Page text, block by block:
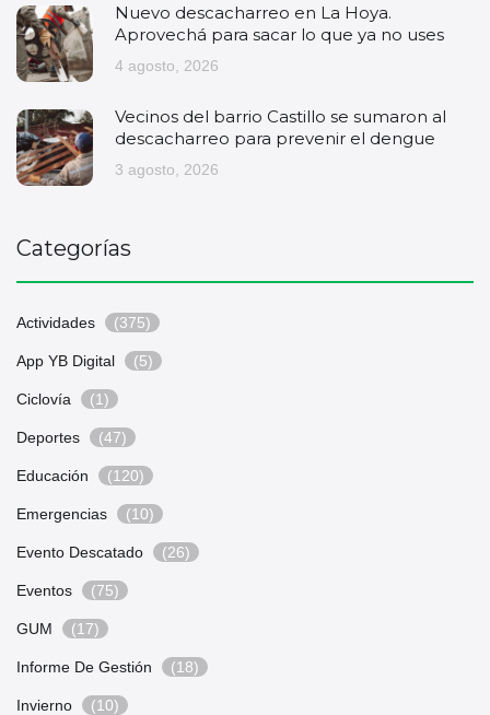
Nuevo descacharreo en La Hoya.
Aprovechá para sacar lo que ya no uses
4 agosto, 2026
Vecinos del barrio Castillo se sumaron al
descacharreo para prevenir el dengue
3 agosto, 2026
Categorías
Actividades (375)
App YB Digital (5)
Ciclovía (1)
Deportes (47)
Educación (120)
Emergencias (10)
Evento Descatado (26)
Eventos (75)
GUM (17)
Informe De Gestión (18)
Invierno (10)